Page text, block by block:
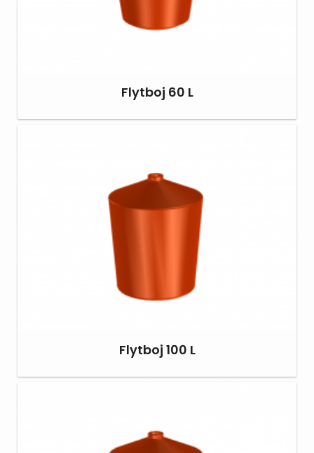
Flytboj 60 L
Flytboj 100 L